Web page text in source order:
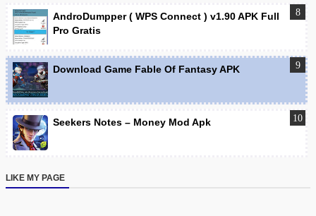
AndroDumpper ( WPS Connect ) v1.90 APK Full
Pro Gratis
Download Game Fable Of Fantasy APK
Seekers Notes – Money Mod Apk
LIKE MY PAGE